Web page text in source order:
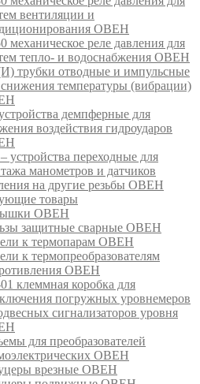
вентиляции и
ОВЕН
механическое реле давления для
тепло- и водоснабжения ОВЕН
трубки отводные и импульсные
снижения температуры (вибрации)
демпферные для
воздействия гидроударов
устройства переходные для
манометров и датчиков
на другие резьбы ОВЕН
товары
ОВЕН
защитные сварные ОВЕН
к термопарам ОВЕН
к термопреобразователям
ОВЕН
клеммная коробка для
погружных уровнемеров
сигнализаторов уровня
для преобразователей
ОВЕН
врезные ОВЕН